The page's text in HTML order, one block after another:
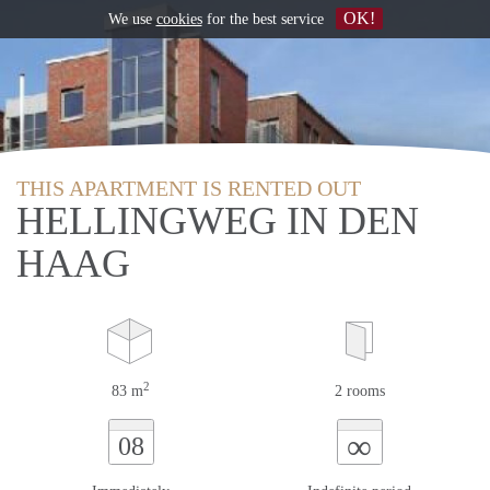
THIS APARTMENT IS RENTED OUT
HELLINGWEG IN DEN
HAAG
83 m2 2 rooms
08 ∞
We use cookiesfor the best service OK!